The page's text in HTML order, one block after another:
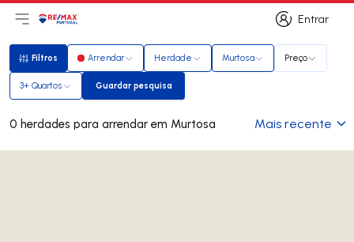
Entrar
Entrar
Abri menu principal
LogoIr para página inicial
Filtros
Filtros Arrendar Herdade Murtosa Preço
3+ Quartos Guardar pesquisa
Guardar pesquisa
0 herdades para arrendar em Murtosa Mais recente